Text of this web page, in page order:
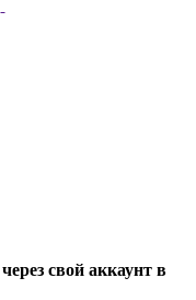
свой аккаунт в